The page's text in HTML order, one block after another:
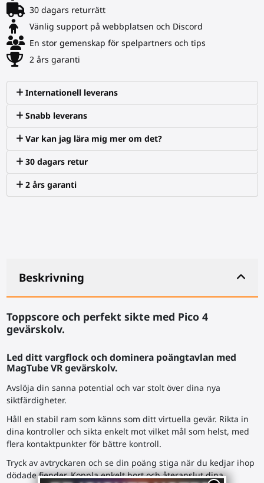
30 dagars returrätt
Vänlig support på webbplatsen och Discord
En stor gemenskap för spelpartners och tips
2 års garanti
Internationell leverans
Snabb leverans
Var kan jag lära mig mer om det?
30 dagars retur
2 års garanti
Beskrivning
Toppscore och perfekt sikte med Pico 4
gevärskolv.
Led ditt vargflock och dominera poängtavlan med
MagTube VRgevärskolv.
Avslöja din sanna potential och var stolt över dina nya
siktfärdigheter.
Håll en stabil ram som känns som ditt virtuella gevär. Rikta in
dina kontroller och sikta enkelt mot vilket mål som helst, med
flera kontaktpunkter för bättre kontroll.
Tryck av avtryckaren och se din poäng stiga när du kedjar ihop
dödade fiender. Koppla enkelt bort och återanslut dina